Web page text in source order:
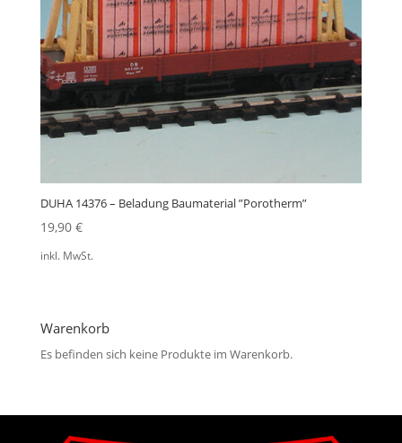
DUHA 14376 – Beladung Baumaterial ”Porotherm”
19,90 €
inkl. MwSt.
Warenkorb
Es befinden sich keine Produkte im Warenkorb.